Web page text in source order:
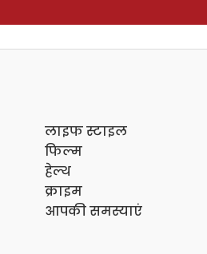
लाइफ स्टाइल
फिल्म
हेल्थ
क्राइम
आपकी समस्याएं